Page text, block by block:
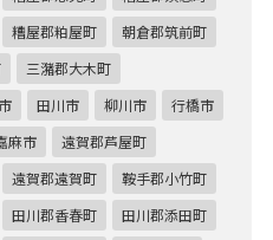
糟屋郡粕屋町
朝倉郡筑前町
三潴郡大木町
田川市 柳川市
行橋市
麻市
遠賀郡芦屋町
遠賀郡遠賀町
鞍手郡小竹町
田川郡香春町
田川郡添田町